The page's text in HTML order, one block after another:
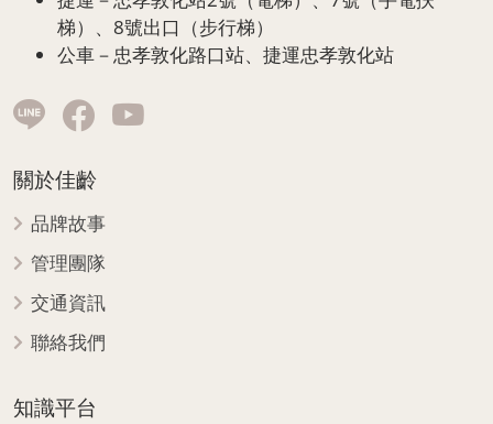
梯）、8號出口（步行梯）
公車－忠孝敦化路口站、捷運忠孝敦化站
關於佳齡
品牌故事
管理團隊
交通資訊
聯絡我們
知識平台